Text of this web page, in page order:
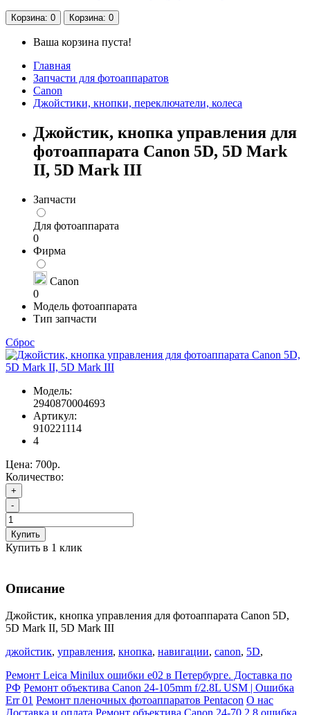
Корзина: 0 Корзина: 0
Ваша корзина пуста!
Главная
Запчасти для фотоаппаратов
Canon
Джойстики, кнопки, переключатели, колеса
Джойстик, кнопка управления для
фотоаппарата Canon 5D, 5D Mark
II, 5D Mark III
Запчасти
Для фотоаппарата
0
Фирма
Canon
0
Модель фотоаппарата
Тип запчасти
Сброс
Модель:
2940870004693
Артикул:
910221114
4
Цена: 700р.
Количество:
+
-
Купить
Купить в 1 клик
Описание
Джойстик, кнопка управления для фотоаппарата Canon 5D,
5D Mark II, 5D Mark III
джойстик, управления, кнопка, навигации, canon, 5D,
Ремонт Leica Minilux ошибки e02 в Петербурге. Доставка по
РФ Ремонт объектива Canon 24-105mm f/2.8L USM | Ошибка
Err 01 Ремонт пленочных фотоаппаратов Pentacon О нас
Доставка и оплата Ремонт объектива Canon 24-70 2.8 ошибка